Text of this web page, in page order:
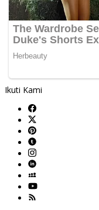
Ikuti Kami